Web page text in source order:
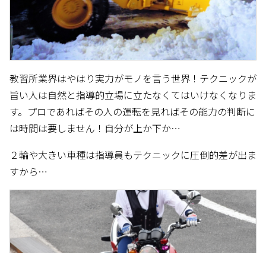
教習所業界はやはり実力がモノを言う世界！テクニックが
旨い人は自然と指導的立場に立たなくてはいけなくなりま
す。プロであればその人の運転を見ればその能力の判断に
は時間は要しません！自分が上か下か…
２輪や大きい車種は指導員もテクニックに圧倒的差が出ま
すから…